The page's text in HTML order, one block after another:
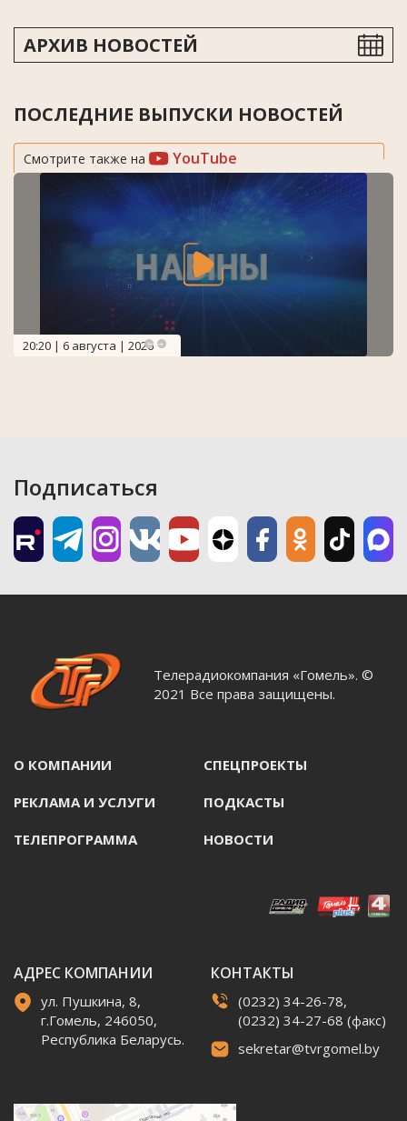
АРХИВ НОВОСТЕЙ
ПОСЛЕДНИЕ ВЫПУСКИ НОВОСТЕЙ
Смотрите также на YouTube
20:20 | 6 августа | 2026
Подписаться
Телерадиокомпания «Гомель». ©
2021 Все права защищены.
О КОМПАНИИ СПЕЦПРОЕКТЫ
РЕКЛАМА И УСЛУГИ ПОДКАСТЫ
ТЕЛЕПРОГРАММА НОВОСТИ
АДРЕС КОМПАНИИ
ул. Пушкина, 8,
г.Гомель, 246050,
Республика Беларусь.
КОНТАКТЫ
(0232) 34-26-78,
(0232) 34-27-68 (факс)
sekretar@tvrgomel.by